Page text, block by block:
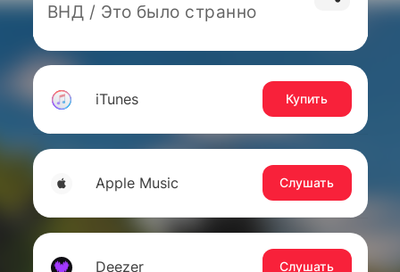
ВНД / Это было странно
iTunes Купить
Apple Music Слушать
Deezer Слушать